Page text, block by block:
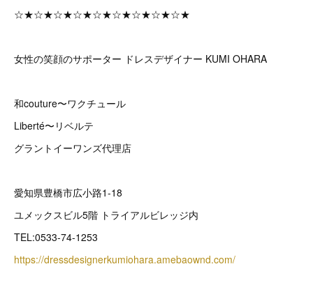
☆★☆★☆★☆★☆★☆★☆★☆★☆★
女性の笑顔のサポーター ドレスデザイナー KUMI OHARA
和couture〜ワクチュール
Liberté〜リベルテ
グラントイーワンズ代理店
愛知県豊橋市広小路1-18
ユメックスビル5階 トライアルビレッジ内
TEL:0533-74-1253
https://dressdesignerkumiohara.amebaownd.com/